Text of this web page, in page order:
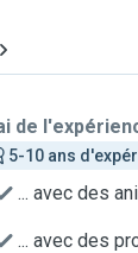
de
5-10 ans
... avec des
... avec des